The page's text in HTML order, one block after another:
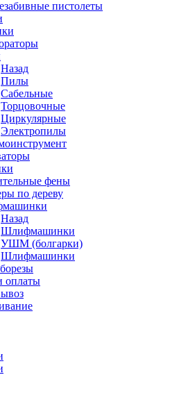
пистолеты
Назад
Пилы
Сабельные
Торцовочные
Циркулярные
Электропилы
фены
по дереву
Назад
Шлифмашинки
УШМ (болгарки)
Шлифмашинки
оплаты